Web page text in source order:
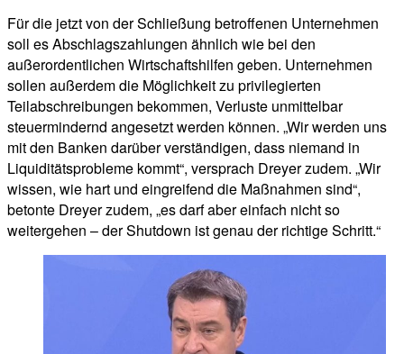
Für die jetzt von der Schließung betroffenen Unternehmen
soll es Abschlagszahlungen ähnlich wie bei den
außerordentlichen Wirtschaftshilfen geben. Unternehmen
sollen außerdem die Möglichkeit zu privilegierten
Teilabschreibungen bekommen, Verluste unmittelbar
steuermindernd angesetzt werden können. „Wir werden uns
mit den Banken darüber verständigen, dass niemand in
Liquiditätsprobleme kommt“, versprach Dreyer zudem. „Wir
wissen, wie hart und eingreifend die Maßnahmen sind“,
betonte Dreyer zudem, „es darf aber einfach nicht so
weitergehen – der Shutdown ist genau der richtige Schritt.“